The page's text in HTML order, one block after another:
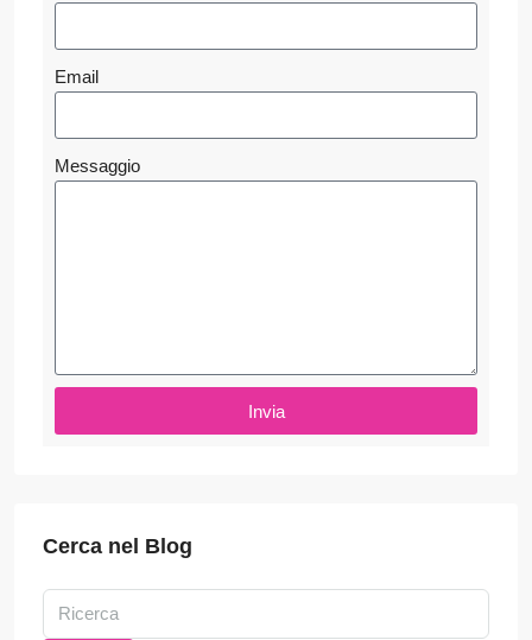
Email
Messaggio
Invia
Cerca nel Blog